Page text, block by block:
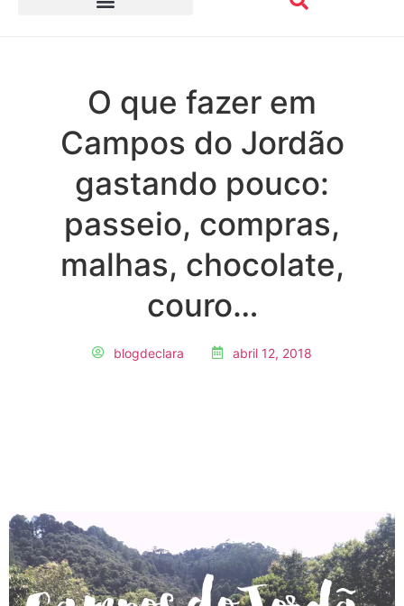
O que fazer em
Campos do Jordão
gastando pouco:
passeio, compras,
malhas, chocolate,
couro…
blogdeclara abril 12, 2018